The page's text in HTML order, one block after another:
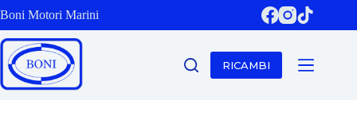
al
contenuto
Boni Motori Marini
RICAMBI